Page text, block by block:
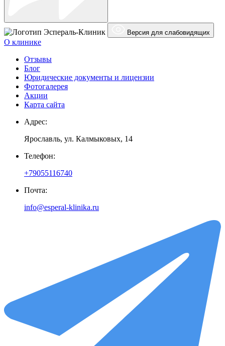
Эспераль-Клиник Версия для слабовидящих
О клинике
Отзывы
Блог
Юридические документы и лицензии
Фотогалерея
Акции
Карта сайта
Адрес:
Ярославль, ул. Калмыковых, 14
Телефон:
+79055116740
Почта:
info@esperal-klinika.ru